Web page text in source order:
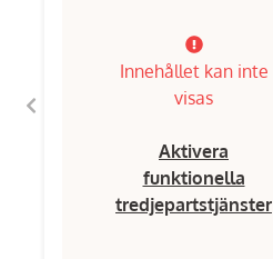
Innehållet kan inte
visas
Aktivera
funktionella
tredjepartstjänster